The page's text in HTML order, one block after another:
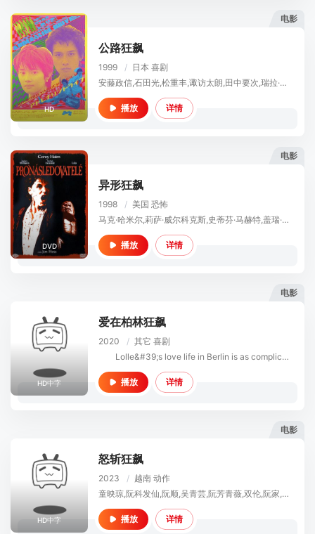
电影
HD
公路狂飙
1999 / 日本 喜剧
安藤政信,石田光,松重丰,诹访太朗,田中要次,瑞拉·阿芙罗狄蒂,真野桐奈,绪形干太,铃木卓尔,德井优,角替和枝,上田耕一,Mikita Ogata
播放 详情
电影
DVD
异形狂飙
1998 / 美国 恐怖
马克·哈米尔,莉萨·威尔科克斯,史蒂芬·马赫特,盖瑞·科林斯
播放 详情
电影
HD中字
爱在柏林狂飙
2020 / 其它 喜剧
Lolle&#39;s love life in Berlin is as complicated as ever. After the story with Sven, her second c
播放 详情
电影
HD中字
怒斩狂飙
2023 / 越南 动作
童映琼,阮科发仙,阮顺,吴青芸,阮芳青薇,双伦,阮家,潘清然
播放 详情